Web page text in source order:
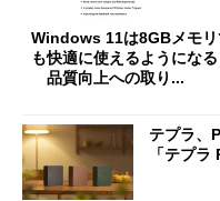
Windows 11は8GBメモリ
も快適に使えるようになる
品質向上への取り...
テプラ、
「テプ